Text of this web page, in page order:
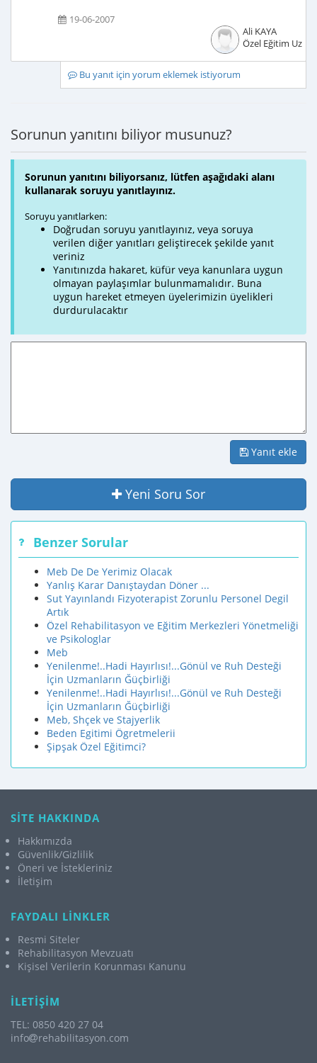
19-06-2007
Ali KAYA
Özel Eğitim
Bu yanıt için yorum eklemek istiyorum
Sorunun yanıtını biliyor musunuz?
Sorunun yanıtını biliyorsanız, lütfen aşağıdaki alanı
kullanarak soruyu yanıtlayınız.
Soruyu yanıtlarken:
Doğrudan soruyu yanıtlayınız, veya soruya
verilen diğer yanıtları geliştirecek şekilde yanıt
veriniz
Yanıtınızda hakaret, küfür veya kanunlara uygun
olmayan paylaşımlar bulunmamalıdır. Buna
uygun hareket etmeyen üyelerimizin üyelikleri
durdurulacaktır
Yanıt ekle
Yeni Soru Sor
Benzer Sorular
Meb De De Yerimiz Olacak
Yanlış Karar Danıştaydan Döner ...
Sut Yayınlandı Fizyoterapist Zorunlu Personel Degil
Artık
Özel Rehabilitasyon ve Eğitim Merkezleri Yönetmeliği
ve Psikologlar
Meb
Yenilenme!..Hadi Hayırlısı!...Gönül ve Ruh Desteği
İçin Uzmanların Ğüçbirliği
Yenilenme!..Hadi Hayırlısı!...Gönül ve Ruh Desteği
İçin Uzmanların Ğüçbirliği
Meb, Shçek ve Stajyerlik
Beden Egitimi Ögretmelerii
Şipşak Özel Eğitimci?
SİTE HAKKINDA
Hakkımızda
Güvenlik/Gizlilik
Öneri ve İstekleriniz
İletişim
FAYDALI LİNKLER
Resmi Siteler
Rehabilitasyon Mevzuatı
Kişisel Verilerin Korunması Kanunu
İLETİŞİM
TEL: 0850 420 27 04
info
rehabilitasyon.com